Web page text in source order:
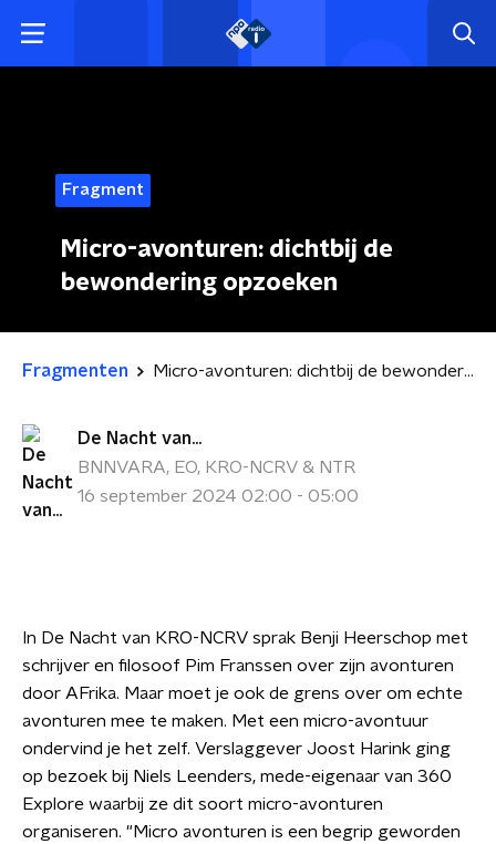
Fragment
Micro-avonturen: dichtbij de
bewondering opzoeken
Fragmenten Micro-avonturen: dichtbij de bewondering opzoeken
De Nacht van...
BNNVARA, EO, KRO-NCRV & NTR
16 september 2024 02:00 - 05:00
In De Nacht van KRO-NCRV sprak Benji Heerschop met
schrijver en filosoof Pim Franssen over zijn avonturen
door AFrika. Maar moet je ook de grens over om echte
avonturen mee te maken. Met een micro-avontuur
ondervind je het zelf. Verslaggever Joost Harink ging
op bezoek bij Niels Leenders, mede-eigenaar van 360
Explore waarbij ze dit soort micro-avonturen
organiseren. "Micro avonturen is een begrip geworden